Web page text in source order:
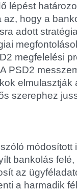
lépést
hogy a
adott
megfelelési
PSD2
elmulasztják
szerephez
módosított
bankolás
az
a harmadik